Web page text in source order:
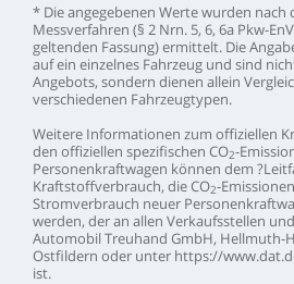
* Dieangegebenen Wertewurden nach
Messverfahren (§ 2 Nrn. 5, 6, 6a Pkw-
geltenden Fassung)ermittelt. Die
aufein einzelnes Fahrzeug und sind
Angebots, sondern dienen allein
verschiedenen Fahrzeugtypen.
Weitere Informationen zum offiziellen
den offiziellen spezifischen CO2-
Personenkraftwagen können dem
Kraftstoffverbrauch, dieCO2-Emissionen
Stromverbrauch neuer
werden, deran allen Verkaufsstellen und
AutomobilTreuhand GmbH, Hellmuth-
Ostfildern oder unter https://
ist.